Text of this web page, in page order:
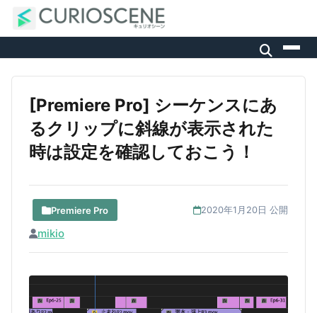
[Premiere Pro] シーケンスにあ
るクリップに斜線が表示された
時は設定を確認しておこう！
Premiere Pro 2020年1月20日 公開
mikio